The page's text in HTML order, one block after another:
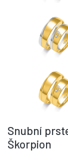
Snubní
Škorpion